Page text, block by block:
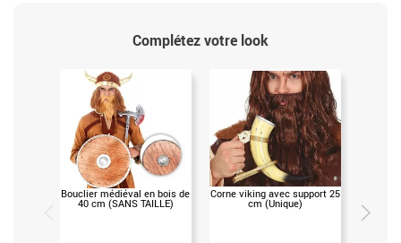
Complétez votre look
Bouclier médiéval en bois de
40 cm (SANS TAILLE)
Corne viking avec support 25
cm (Unique)